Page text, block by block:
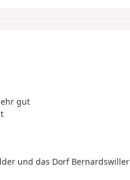
gut
und das Dorf Bernardswiller